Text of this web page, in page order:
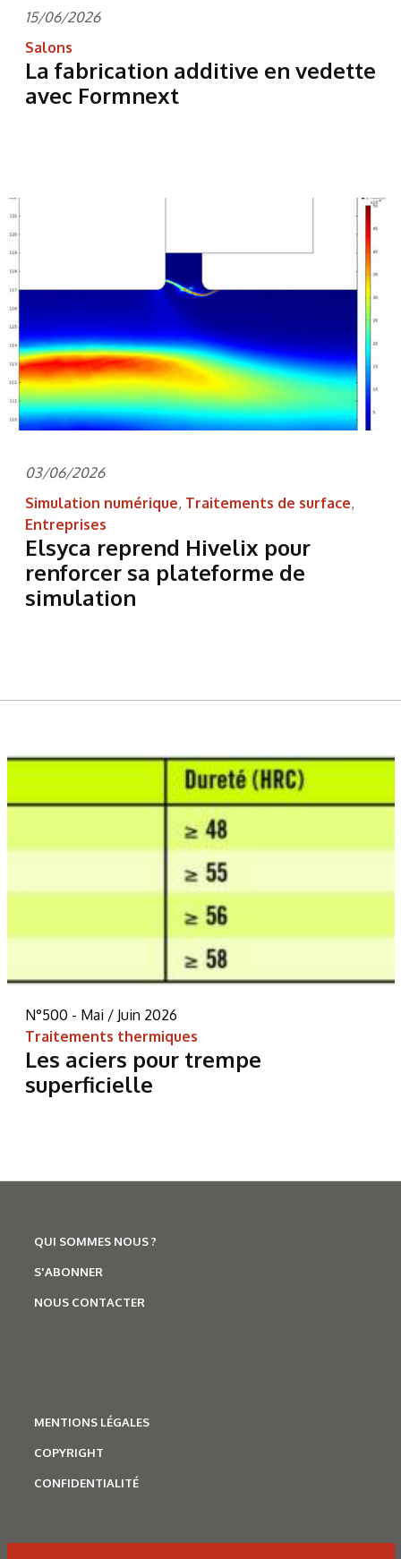
15/06/2026
Salons
La fabrication additive en vedette
avec Formnext
03/06/2026
Simulation numérique, Traitements de surface,
Entreprises
Elsyca reprend Hivelix pour
renforcer sa plateforme de
simulation
N°500 - Mai / Juin 2026
Traitements thermiques
Les aciers pour trempe
superficielle
QUI SOMMES NOUS ?
S'ABONNER
NOUS CONTACTER
MENTIONS LÉGALES
COPYRIGHT
CONFIDENTIALITÉ